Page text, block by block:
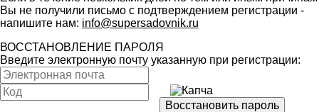
Вы не получили письмо с подтверждением регистрации -
напишите нам: info@supersadovnik.ru
ВОССТАНОВЛЕНИЕ ПАРОЛЯ
Введите электронную почту указанную при регистрации: